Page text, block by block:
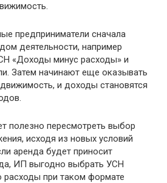
предприниматели сначала
деятельности, например
«Доходы минус расходы» и
Затем начинают еще оказывать
и доходы становятся
полезно пересмотреть выбор
исходя из новых условий
аренда будет приносит
ИП выгодно выбрать УСН
расходы при таком формате